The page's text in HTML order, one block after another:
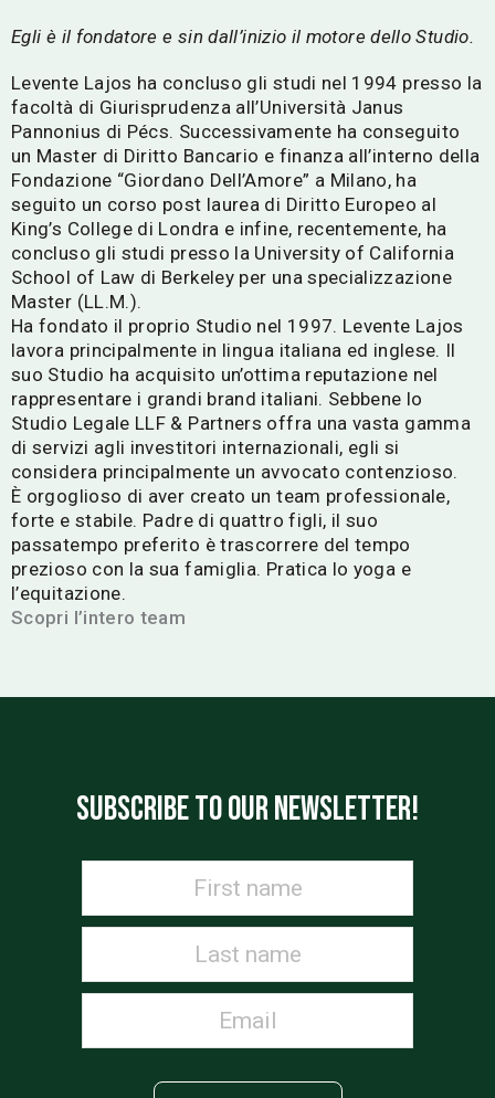
Egli è il fondatore e sin dall’inizio il motore dello Studio.
Levente Lajos ha concluso gli studi nel 1994 presso la
facoltà di Giurisprudenza all’Università Janus
Pannonius di Pécs. Successivamente ha conseguito
un Master di Diritto Bancario e finanza all’interno della
Fondazione “Giordano Dell’Amore” a Milano, ha
seguito un corso post laurea di Diritto Europeo al
King’s College di Londra e infine, recentemente, ha
concluso gli studi presso la University of California
School of Law di Berkeley per una specializzazione
Master (LL.M.).
Ha fondato il proprio Studio nel 1997. Levente Lajos
lavora principalmente in lingua italiana ed inglese. Il
suo Studio ha acquisito un’ottima reputazione nel
rappresentare i grandi brand italiani. Sebbene lo
Studio Legale LLF & Partners offra una vasta gamma
di servizi agli investitori internazionali, egli si
considera principalmente un avvocato contenzioso.
È orgoglioso di aver creato un team professionale,
forte e stabile. Padre di quattro figli, il suo
passatempo preferito è trascorrere del tempo
prezioso con la sua famiglia. Pratica lo yoga e
l’equitazione.
Scopri l’intero team
SUBSCRIBE TO OUR NEWSLETTER!